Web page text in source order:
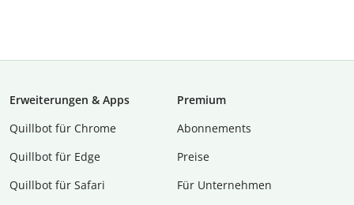
Erweiterungen & Apps
Quillbot für Chrome
Quillbot für Edge
Quillbot für Safari
Premium
Abon­ne­ments
Preise
Für Unternehmen